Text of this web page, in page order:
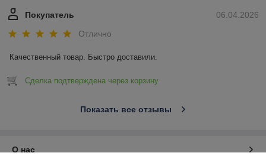
06.04.2026
Покупатель
Отлично
Качественный товар. Быстро доставили.
Сделка подтверждена через корзину
Показать все отзывы
О нас